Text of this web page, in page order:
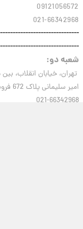
09121056572
021-66342968
شعبه دو:
تهران، خیابان انقلاب،
امیر سلیمانی پلاک 672 فروشگاه چرم میخچی
021-66342968